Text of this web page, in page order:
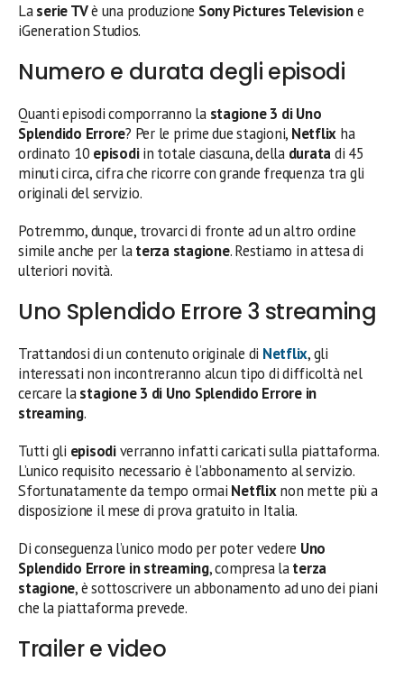
Laserie TVè una produzione Sony Pictures Televisione
iGeneration Studios.
Numero e durata degli episodi
Quanti episodi comporranno la stagione 3 di Uno
Splendido Errore? Per le prime due stagioni, Netflix ha
ordinato 10 episodiin totale ciascuna, della duratadi 45
minuti circa, cifra che ricorre con grande frequenza tra gli
originali del servizio.
Potremmo, dunque, trovarci di fronte ad un altro ordine
simile anche per laterza stagione. Restiamo in attesa di
ulteriori novità.
Uno Splendido Errore 3 streaming
Trattandosi di un contenuto originale di Netflix, gli
interessati non incontreranno alcun tipo di difficoltà nel
cercare lastagione 3 di Uno Splendido Errore in
streaming.
Tutti gli episodiverranno infatti caricati sulla piattaforma.
L’unico requisito necessario è l’abbonamento al servizio.
Sfortunatamente da tempo ormai Netflixnon mette più a
disposizione il mese di prova gratuito in Italia.
Di conseguenza l’unico modo per poter vedere Uno
Splendido Errore in streaming, compresa laterza
stagione, è sottoscrivere un abbonamento ad uno dei piani
che la piattaforma prevede.
Trailer e video